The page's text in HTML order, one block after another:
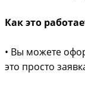
Как это
• Вы можете
это просто